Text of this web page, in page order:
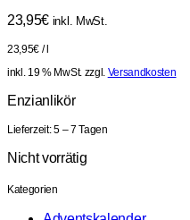
23,95€ inkl. MwSt.
23,95€ /l
inkl. 19 % MwSt. zzgl. Versandkosten
Enzianlikör
Lieferzeit:5 – 7 Tagen
Nicht vorrätig
Kategorien